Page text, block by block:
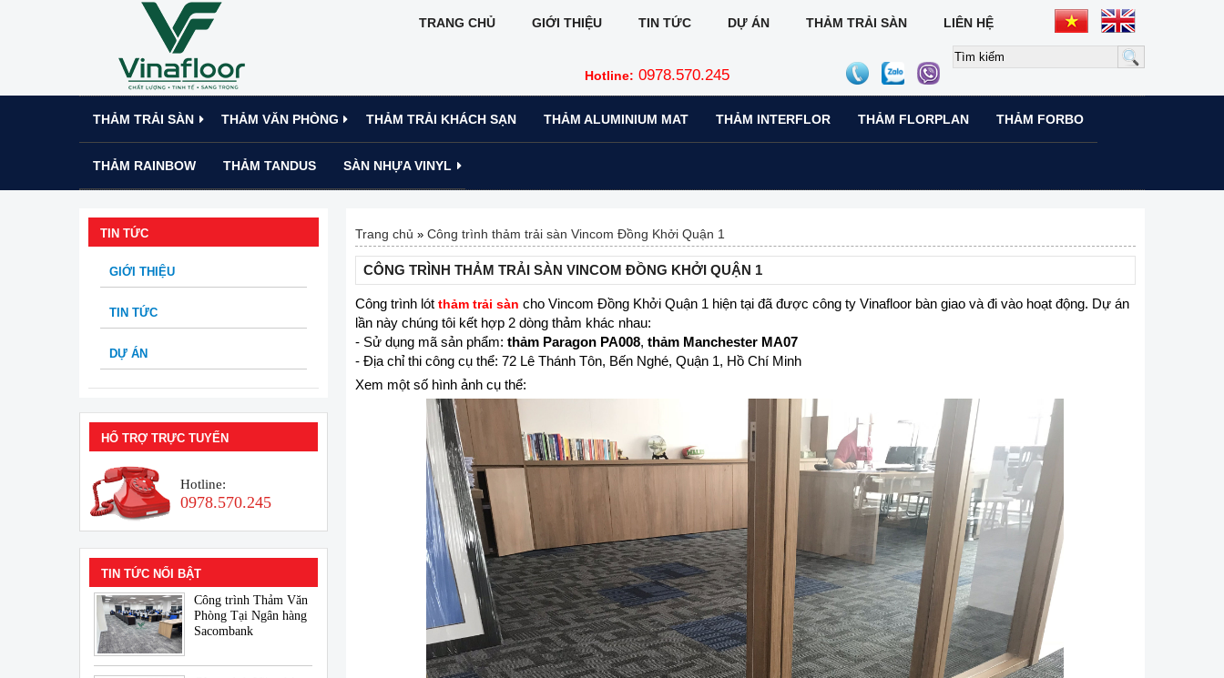
TRANG CHỦ GIỚI THIỆU TIN TỨC DỰ ÁN THẢM TRẢI SÀN LIÊN HỆ
Hotline: 0978.570.245
THẢM TRẢI SÀN THẢM VĂN PHÒNG THẢM TRẢI KHÁCH SẠN THẢM ALUMINIUM MAT THẢM INTERFLOR THẢM FLORPLAN THẢM FORBO
THẢM RAINBOW THẢM TANDUS SÀN NHỰA VINYL
Trang chủ » Công trình thảm trải sàn Vincom Đồng Khởi Quận 1
CÔNG TRÌNH THẢM TRẢI SÀN VINCOM ĐỒNG KHỞI QUẬN 1
Công trình lót thảm trải sàn cho Vincom Đồng Khởi Quận 1 hiện tại đã được công ty Vinafloor bàn giao và đi vào hoạt động. Dự án
lần này chúng tôi kết hợp 2 dòng thảm khác nhau:
- Sử dụng mã sản phẩm: thảm Paragon PA008, thảm Manchester MA07
- Địa chỉ thi công cụ thể: 72 Lê Thánh Tôn, Bến Nghé, Quận 1, Hồ Chí Minh
Xem một số hình ảnh cụ thể:
TIN TỨC
GIỚI THIỆU
TIN TỨC
DỰ ÁN
HỔ TRỢ TRỰC TUYẾN
Hotline:
0978.570.245
TIN TỨC NỔI BẬT
Công trình Thảm Văn
Phòng Tại Ngân hàng
Sacombank